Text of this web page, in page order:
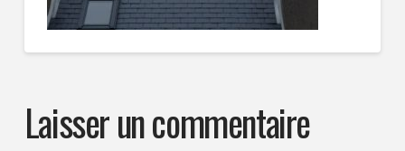
Laisser un commentaire